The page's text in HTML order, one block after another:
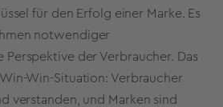
für den Erfolg einer Marke. Es
notwendiger
Perspektive der Verbraucher. Das
Win-Situation: Verbraucher
verstanden, und Marken sind